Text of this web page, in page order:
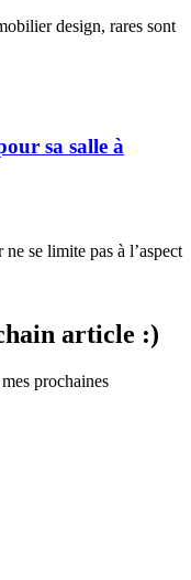
design, rares sont
sa salle à
se limite pas à l’aspect
article :)
prochaines